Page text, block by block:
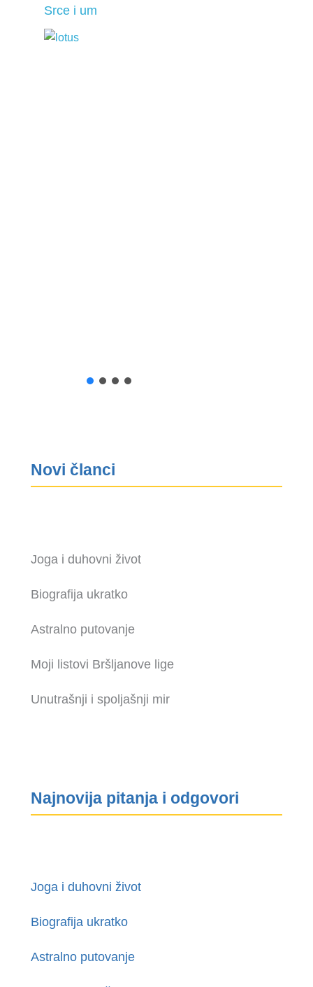
Srce i um
Novi članci
Joga i duhovni život
Biografija ukratko
Astralno putovanje
Moji listovi Bršljanove lige
Unutrašnji i spoljašnji mir
Najnovija pitanja i odgovori
Joga i duhovni život
Biografija ukratko
Astralno putovanje